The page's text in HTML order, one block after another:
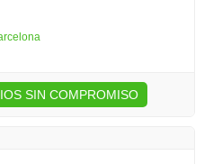
SIN COMPROMISO